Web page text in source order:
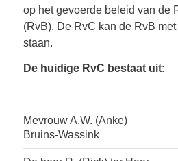
op het gevoerde beleid van de
(RvB). De RvC kan de RvB
staan.
De huidige RvC bestaat uit:
Mevrouw A.W. (Anke)
Bruins-Wassink